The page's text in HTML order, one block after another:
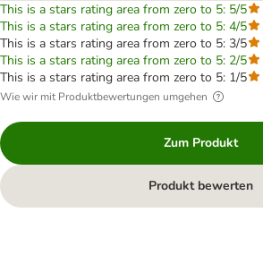
This is a stars rating area from zero to 5: 5/5
This is a stars rating area from zero to 5: 4/5
This is a stars rating area from zero to 5: 3/5
This is a stars rating area from zero to 5: 2/5
This is a stars rating area from zero to 5: 1/5
Wie wir mit Produktbewertungen umgehen
Zum Produkt
Produkt bewerten